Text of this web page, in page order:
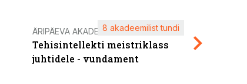
ÄRIPÄEVA AKADEEMIA
Tehisintellekti meistriklass
juhtidele - vundament
8 akadeemilist tundi